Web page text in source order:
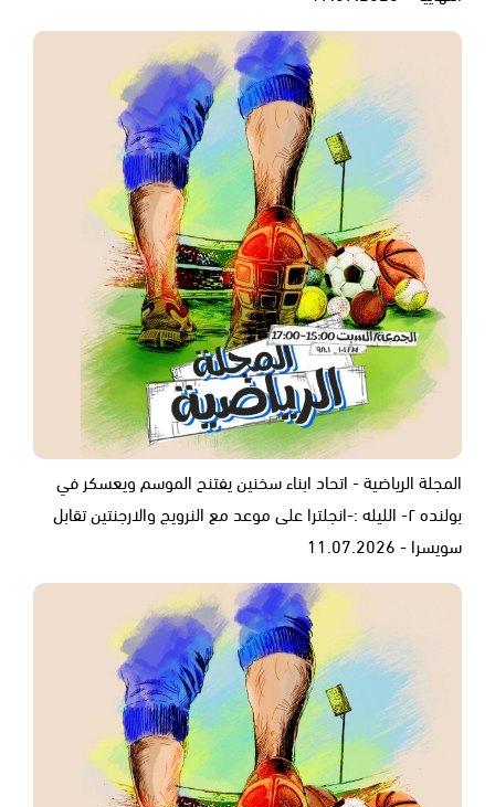
المجلة الرياضية - اتحاد ابناء سخنين يفتنح الموسم ويعسكر في
بولنده ٢- الليله :-انجلترا على موعد مع النرويج والارجنتين تقابل
سويسرا - 11.07.2026